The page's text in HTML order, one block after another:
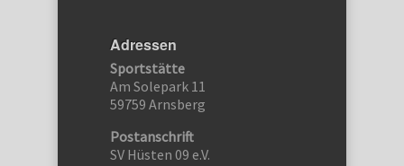
Adressen
Sportstätte
Am Solepark 11
59759 Arnsberg
Postanschrift
SV Hüsten 09 e.V.